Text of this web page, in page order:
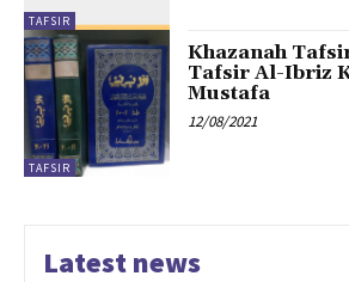
TAFSIR
TAFSIR
Khazanah
Tafsir Al-Ibriz
Mustafa
12/08/2021
Latest news